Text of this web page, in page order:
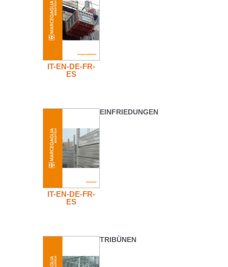
IT-EN-DE-FR-
ES
IT-EN-DE-FR-
ES
EINFRIEDUNGEN
TRIBÜNEN